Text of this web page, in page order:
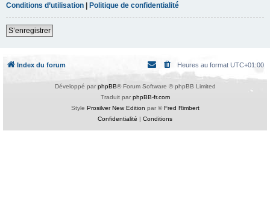
Conditions d’utilisation | Politique de confidentialité
S’enregistrer
Index du forum Heures au format UTC+01:00
Développé par phpBB® Forum Software © phpBB Limited
Traduit par phpBB-fr.com
Style Prosilver New Edition par ©Fred Rimbert
Confidentialité | Conditions